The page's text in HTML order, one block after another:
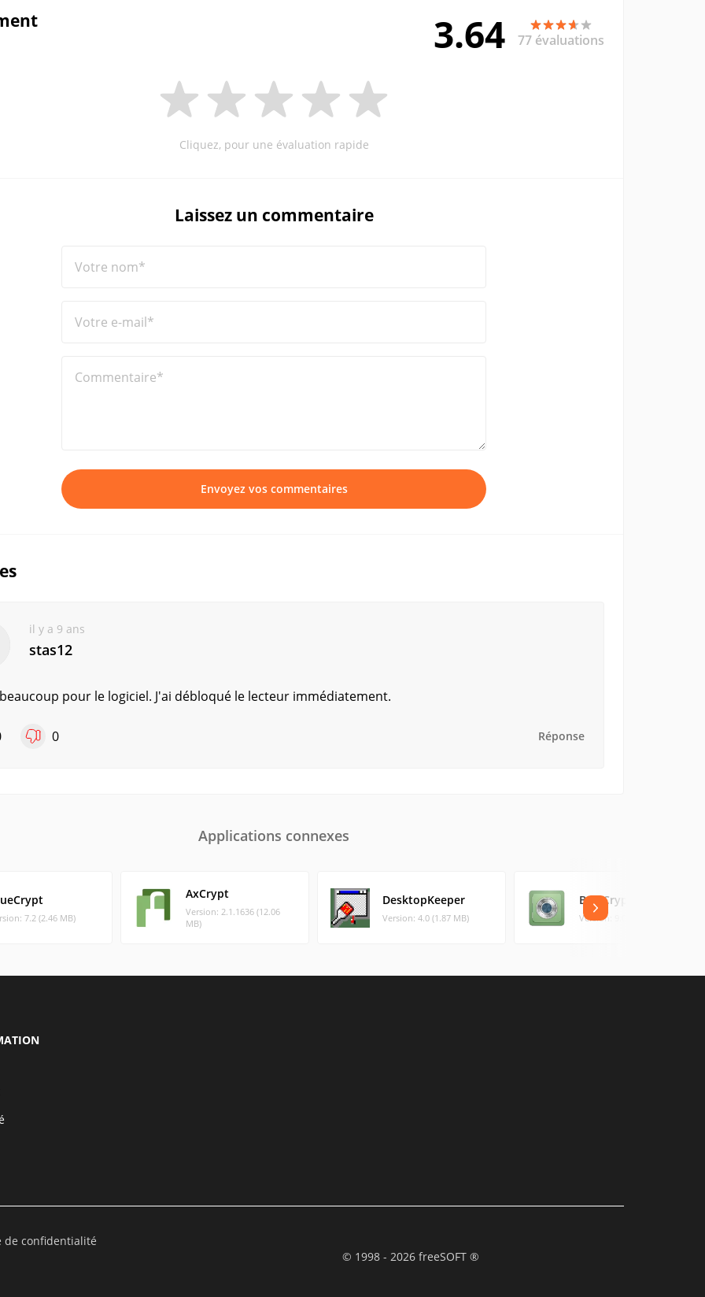
3.64 77 évaluations
Cliquez, pour une évaluation rapide
Laissez un commentaire
Votre nom*
Votre e-mail*
Commentaire*
Envoyez vos commentaires
il y a 9 ans
stas12
pour le logiciel. J'ai débloqué le lecteur immédiatement.
0 Réponse
Applications connexes
7.2 (2.46 MB)
AxCrypt
Version: 2.1.1636 (12.06
MB)
DesktopKeeper
Version: 4.0 (1.87 MB)
BestCrypt Container
Version: 9.05.1 (37.92 MB)
de confidentialité
© 1998 - 2026 freeSOFT ®